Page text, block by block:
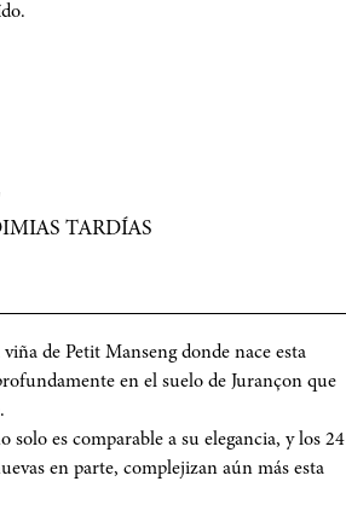
TARDÍAS
de Petit Manseng donde nace esta
en el suelo de Jurançon que
solo es comparable a su elegancia, y los 24
en parte, complejizan aún más esta